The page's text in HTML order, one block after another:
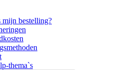
mijn bestelling?
thema`s